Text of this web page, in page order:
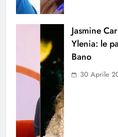
Jasmine
Ylenia: le
Bano
30 Aprile